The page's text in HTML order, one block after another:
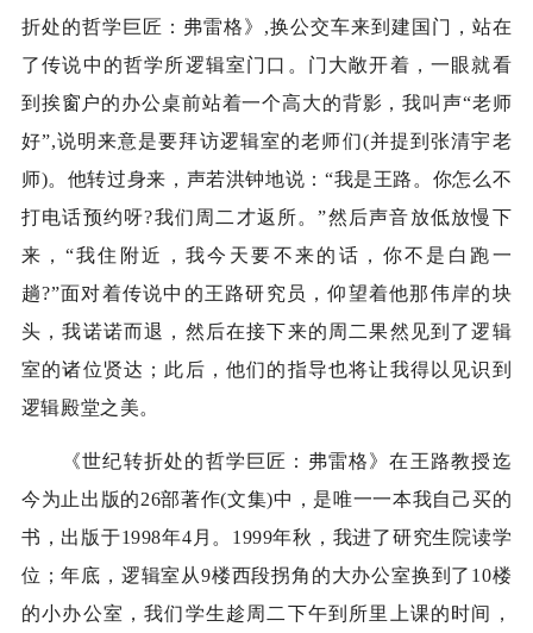
折处的哲学巨匠：弗雷格》 ,换公交车来到建国门，站在
了传说中的哲学所逻辑室门口。门大敞开着，一眼就看
到挨窗户的办公桌前站着一个高大的背影，我叫声“老师
好”,说明来意是要拜访逻辑室的老师们(并提到张清宇老
师)。他转过身来，声若洪钟地说：“我是王路。你怎么不
打电话预约呀?我们周二才返所。”然后声音放低放慢下
来，“我住附近，我今天要不来的话，你不是白跑一
趟?”面对着传说中的王路研究员，仰望着他那伟岸的块
头，我诺诺而退，然后在接下来的周二果然见到了逻辑
室的诸位贤达；此后，他们的指导也将让我得以见识到
逻辑殿堂之美。
《世纪转折处的哲学巨匠：弗雷格》在王路教授迄
今为止出版的26部著作(文集)中，是唯一一本我自己买的
书，出版于1998年4 月。 1999年秋，我进了研究生院读学
位；年底，逻辑室从9楼西段拐角的大办公室换到了 10楼
的小办公室，我们学生趁周二下午到所里上课的时间，